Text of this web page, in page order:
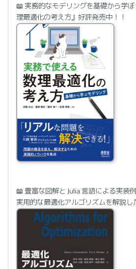
📖 実務的なモデリングを基礎から学
理最適化の考え方』好評発売中！！
📖 豊富な図解と Julia 言語による実装
実用的な最適化アルゴリズムを解説し